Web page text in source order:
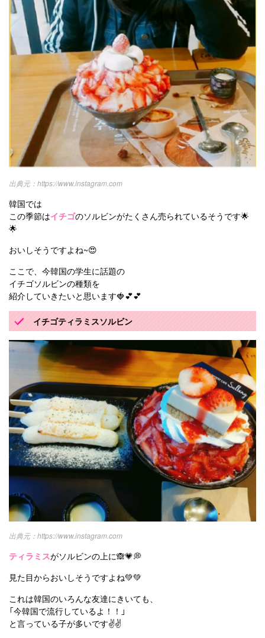
https://www.instagram.com
韓国では
この季節はイチゴのソルビンがたくさん売られているそうです🌟
🌟
おいしそうですよね~😍
ここで、今韓国の学生に話題の
イチゴソルビンの種類を
紹介していきたいと思います🍓💕💕
イチゴティラミスソルビン
https://www.instagram.com
ティラミスがソルビンの上に🙈💗💭
見た目からおいしそうですよね💚💚
これは韓国のいろんな友達にきいても、
「今韓国で流行しているよ！！」
と言っている子が多いです✌✌